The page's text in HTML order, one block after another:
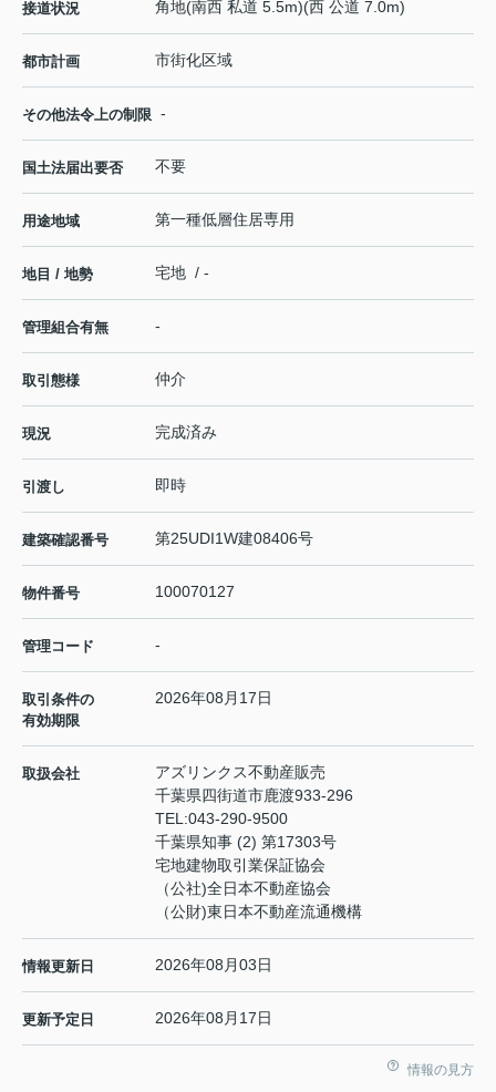
接道状況 角地(南西 私道 5.5m)(西 公道 7.0m)
都市計画 市街化区域
その他法令上の制限 -
国土法届出要否 不要
用途地域 第一種低層住居専用
地目 / 地勢 宅地 / -
管理組合有無 -
取引態様 仲介
現況 完成済み
引渡し 即時
建築確認番号 第25UDI1W建08406号
物件番号 100070127
管理コード -
取引条件の
有効期限
2026年08月17日
取扱会社
アズリンクス不動産販売
千葉県四街道市鹿渡933-296
TEL:043-290-9500
千葉県知事 (2) 第17303号
宅地建物取引業保証協会
（公社)全日本不動産協会
（公財)東日本不動産流通機構
情報更新日 2026年08月03日
更新予定日 2026年08月17日
情報の見方